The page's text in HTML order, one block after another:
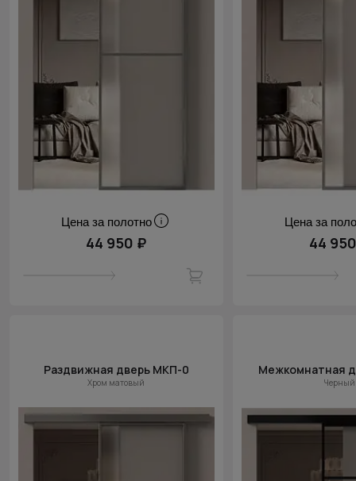
Цена за полотно
44 950 ₽
Цена за
44
Раздвижная дверь МКП-0
Хром матовый
Межкомнатная
Черный